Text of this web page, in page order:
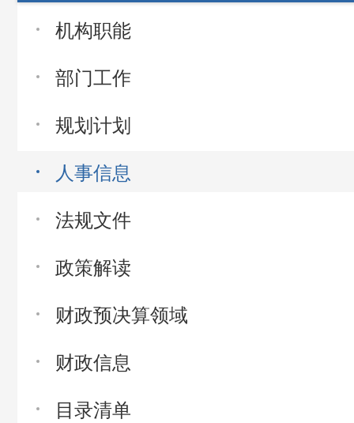
机构职能
部门工作
规划计划
人事信息
法规文件
政策解读
财政预决算领域
财政信息
目录清单